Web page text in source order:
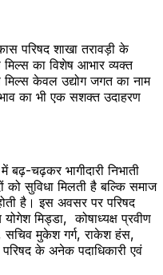
परिषद शाखा तरावड़ी के
का विशेष आभार व्यक्त
मिल्स केवल उद्योग जगत का नाम
का भी एक सशक्त उदाहरण
चढ़कर भागीदारी निभाती
सुविधा मिलती है बल्कि समाज
है। इस अवसर पर परिषद
मिड्डा, कोषाध्यक्ष प्रवीण
सचिव मुकेश गर्ग, राकेश हंस,
के अनेक पदाधिकारी एवं